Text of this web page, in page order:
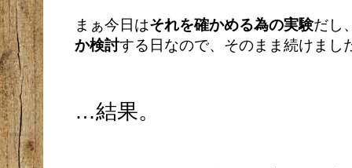
まぁ今日はそれを確かめる為の実験だし
か検討する日なので、そのまま続けまし
…結果。